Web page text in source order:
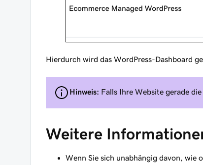
Hierdurch wird das WordPress-Dashboard
Hinweis: Falls Ihre Website gerade
Weitere
Wenn Sie sich unabhängig davon, wie